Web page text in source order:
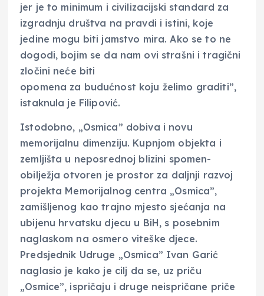
jer je to minimum i civilizacijski standard za
izgradnju društva na pravdi i istini, koje
jedine mogu biti jamstvo mira. Ako se to ne
dogodi, bojim se da nam ovi strašni i tragični
zločini neće biti
opomena za budućnost koju želimo graditi”,
istaknula je Filipović.
Istodobno, „Osmica” dobiva i novu
memorijalnu dimenziju. Kupnjom objekta i
zemljišta u neposrednoj blizini spomen-
obilježja otvoren je prostor za daljnji razvoj
projekta Memorijalnog centra „Osmica”,
zamišljenog kao trajno mjesto sjećanja na
ubijenu hrvatsku djecu u BiH, s posebnim
naglaskom na osmero viteške djece.
Predsjednik Udruge „Osmica” Ivan Garić
naglasio je kako je cilj da se, uz priču
„Osmice”, ispričaju i druge neispričane priče